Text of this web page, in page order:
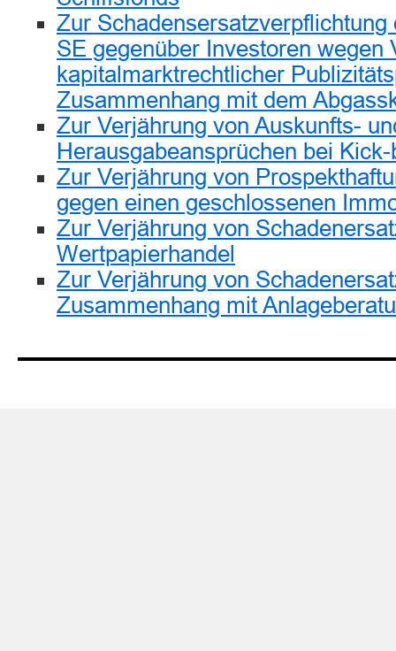
Zur
SE gegenüber Investoren wegen
kapitalmarktrechtlicher
Zusammenhang mit dem
Zur Verjährung von Auskunfts-
Herausgabeansprüchen bei
Zur Verjährung von
gegen einen geschlossenen
Zur Verjährung von
Wertpapierhandel
Zur Verjährung von
Zusammenhang mit